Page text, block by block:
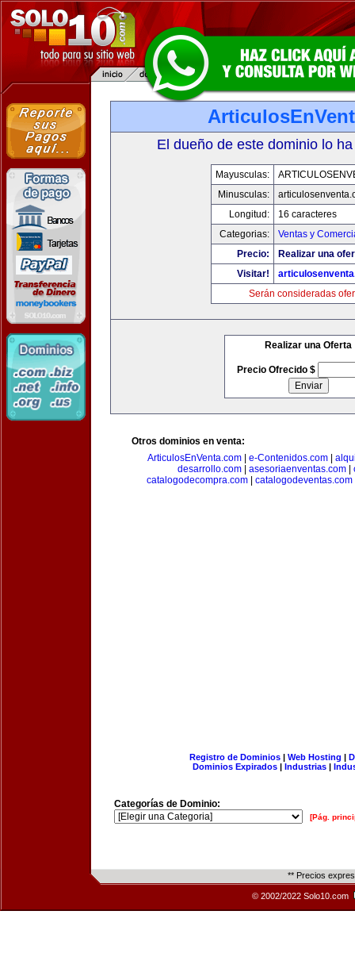
El dueño de este dominio lo
Mayusculas:
Minusculas:
Longitud:
16 caracteres
Categorias:
Ventas y
Precio:
Realizar una
Visitar!
Serán consideradas
Realizar una Oferta
Precio Ofrecido $
Otros dominios en venta:
ArticulosEnVenta.com| e-Contenidos.com|
desarrollo.com| asesoriaenventas.com|
catalogodecompra.com| catalogodeventas.com
Registro de Dominios| Web Hosting |
Dominios Expirados | Industrias |
Categorías de Dominio:
[Pág.
** Precios
© 2002/2022 Solo10.com